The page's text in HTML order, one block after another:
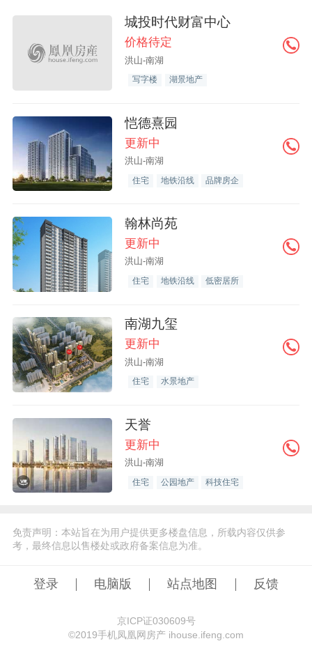
城投时代财富中心
价格待定
洪山-南湖
写字楼 湖景地产
恺德熹园
更新中
洪山-南湖
住宅 地铁沿线 品牌房企
翰林尚苑
更新中
洪山-南湖
住宅 地铁沿线 低密居所
南湖九玺
更新中
洪山-南湖
住宅 水景地产
天誉
更新中
洪山-南湖
住宅 公园地产 科技住宅
免责声明：本站旨在为用户提供更多楼盘信息，所载内容仅供参
考，最终信息以售楼处或政府备案信息为准。
登录 电脑版 站点地图 反馈
京ICP证030609号
©️2019手机凤凰网房产 ihouse.ifeng.com